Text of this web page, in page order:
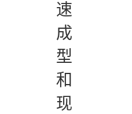
速
成
型
和
现